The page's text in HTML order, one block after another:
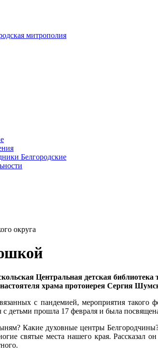
Белгородские
округа
Центральная детская
храма протоиерея Сергия
с пандемией, мероприятия такого
с детьми прошла 17 февраля и была
Какие духовные центры
святые места нашего края.